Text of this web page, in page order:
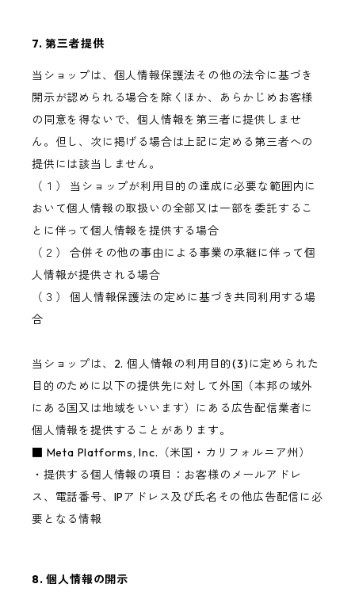
7. 第三者提供
当ショップは、個人情報保護法その他の法令に基づき
開示が認められる場合を除くほか、あらかじめお客様
の同意を得ないで、個人情報を第三者に提供しませ
ん。但し、次に掲げる場合は上記に定める第三者への
提供には該当しません。
（１） 当ショップが利用目的の達成に必要な範囲内に
おいて個人情報の取扱いの全部又は一部を委託するこ
とに伴って個人情報を提供する場合
（２） 合併その他の事由による事業の承継に伴って個
人情報が提供される場合
（３） 個人情報保護法の定めに基づき共同利用する場
合
当ショップは、2. 個人情報の利用目的(3)に定められた
目的のために以下の提供先に対して外国（本邦の域外
にある国又は地域をいいます）にある広告配信業者に
個人情報を提供することがあります。
■ Meta Platforms, Inc.（米国・カリフォルニア州）
・提供する個人情報の項目：お客様のメールアドレ
ス、電話番号、IPアドレス及び氏名その他広告配信に必
要となる情報
8. 個人情報の開示